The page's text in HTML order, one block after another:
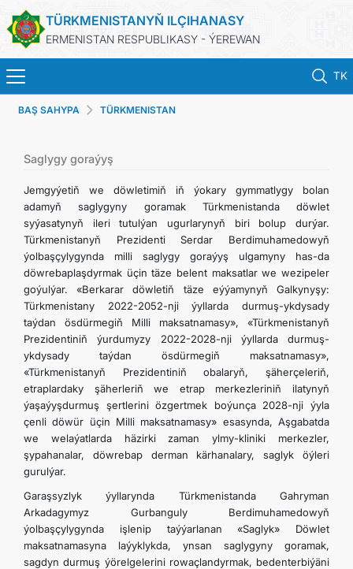
TÜRKMENISTANYŇ ILÇIHANASY
ERMENISTAN RESPUBLIKASY - ÝEREWAN
TK
BAŞ SAHYPA
TÜRKMENISTAN
KONSULLYK HYZMATLARY
DIM
ARAGATNAŞYK
BAŞ SAHYPA TÜRKMENISTAN
Saglygy goraýyş
Jemgyýetiň we döwletimiň iň ýokary gymmatlygy bolan
adamyň saglygyny goramak Türkmenistanda döwlet
syýasatynyň ileri tutulýan ugurlarynyň biri bolup durýar.
Türkmenistanyň Prezidenti Serdar Berdimuhamedowyň
ýolbaşçylygynda milli saglygy goraýyş ulgamyny has-da
döwrebaplaşdyrmak üçin täze belent maksatlar we wezipeler
goýulýar. «Berkarar döwletiň täze eýýamynyň Galkynyşy:
Türkmenistany 2022-2052-nji ýyllarda durmuş-ykdysady
taýdan ösdürmegiň Milli maksatnamasy», «Türkmenistanyň
Prezidentiniň ýurdumyzy 2022-2028-nji ýyllarda durmuş-
ykdysady taýdan ösdürmegiň maksatnamasy»,
«Türkmenistanyň Prezidentiniň obalaryň, şäherçeleriň,
etraplardaky şäherleriň we etrap merkezleriniň ilatynyň
ýaşaýyşdurmuş şertlerini özgertmek boýunça 2028-nji ýyla
çenli döwür üçin Milli maksatnamasy» esasynda, Aşgabatda
we welaýatlarda häzirki zaman ylmy-kliniki merkezler,
şypahanalar, döwrebap derman kärhanalary, saglyk öýleri
gurulýar.
Garaşsyzlyk ýyllarynda Türkmenistanda Gahryman
Arkadagymyz Gurbanguly Berdimuhamedowyň
ýolbaşçylygynda işlenip taýýarlanan «Saglyk» Döwlet
maksatnamasyna laýyklykda, ynsan saglygyny goramak,
sagdyn durmuş ýörelgelerini rowaçlandyrmak, bedenterbiýäni